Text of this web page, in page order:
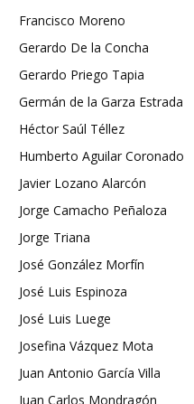
Francisco Moreno
Gerardo De la Concha
Gerardo Priego Tapia
Germán de la Garza Estrada
Héctor Saúl Téllez
Humberto Aguilar Coronado
Javier Lozano Alarcón
Jorge Camacho Peñaloza
Jorge Triana
José González Morfín
José Luis Espinoza
José Luis Luege
Josefina Vázquez Mota
Juan Antonio García Villa
Juan Carlos Mondragón